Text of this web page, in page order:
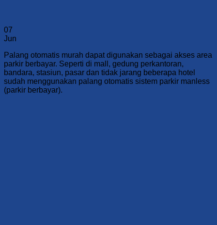
07
Jun
Palang otomatis murah dapat digunakan sebagai akses area
parkir berbayar. Seperti di mall, gedung perkantoran,
bandara, stasiun, pasar dan tidak jarang beberapa hotel
sudah menggunakan palang otomatis sistem parkir manless
(parkir berbayar).